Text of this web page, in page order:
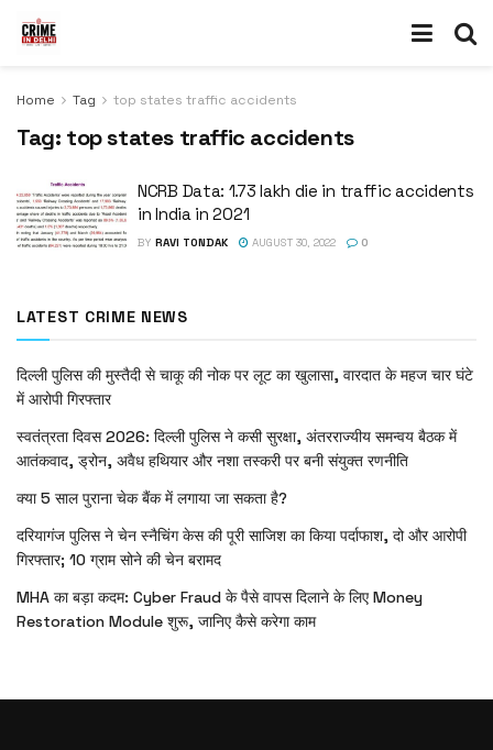
Home Tag top states traffic accidents
Tag: top states traffic accidents
NCRB Data: 1.73 lakh die in traffic accidents
in India in 2021
BY RAVI TONDAK AUGUST 30, 2022 0
LATEST CRIME NEWS
दिल्ली पुलिस की मुस्तैदी से चाकू की नोक पर लूट का खुलासा, वारदात के महज चार घंटे
में आरोपी गिरफ्तार
स्वतंत्रता दिवस 2026: दिल्ली पुलिस ने कसी सुरक्षा, अंतरराज्यीय समन्वय बैठक में
आतंकवाद, ड्रोन, अवैध हथियार और नशा तस्करी पर बनी संयुक्त रणनीति
क्या 5 साल पुराना चेक बैंक में लगाया जा सकता है?
दरियागंज पुलिस ने चेन स्नैचिंग केस की पूरी साजिश का किया पर्दाफाश, दो और आरोपी
गिरफ्तार; 10 ग्राम सोने की चेन बरामद
MHA का बड़ा कदम: Cyber Fraud के पैसे वापस दिलाने के लिए Money
Restoration Module शुरू, जानिए कैसे करेगा काम